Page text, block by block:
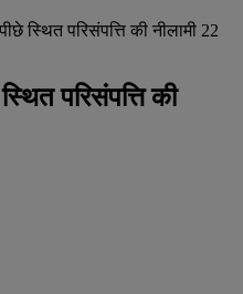
स्थित परिसंपत्ति की नीलामी 22
परिसंपत्ति की